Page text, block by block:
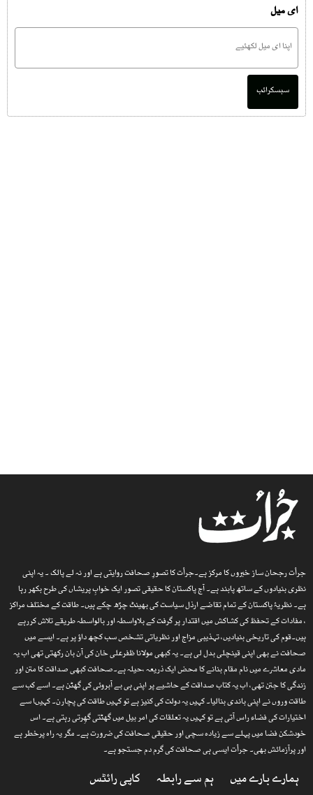
ای میل
سبسکرائب
جرأت رجحان ساز خبروں کا مرکز ہے۔جرأت کا تصورِ صحافت روایتی ہے اور نہ لے پالک ۔ یہ اپنی
نظری بنیادوں کے ساتھ پابند ہے۔ آج پاکستان کا حقیقی تصور ایک خوابِ پریشاں کی طرح بکھر رہا
ہے۔ نظریۂ پاکستان کے تمام تقاضے ارذل سیاست کی بھینٹ چڑھ چکے ہیں۔ طاقت کے مختلف مراکز
، مفادات کے تحفظ کی کشاکش میں اقتدار پر گرفت کے بلاواسطہ اور بالواسطہ طریقے تلاش کررہے
ہیں۔قوم کی تاریخی بنیادیں، تہذیبی مزاج اور نظریاتی تشخص سب کچھ داؤ پر ہے۔ ایسے میں
صحافت نے بھی اپنی قینچلی بدل لی ہے۔ یہ کبھی مولانا ظفرعلی خان کی آن بان رکھتی تھی اب یہ
مادی معاشرے میں نام مقام بنانے کا محض ایک ذریعہ ،حیلہ ہے۔صحافت کبھی صداقت کا متن اور
زندگی کا جتن تھی، اب یہ کتاب صداقت کے حاشیے پر اپنی ہی بے آبروئی کی گھٹن ہے۔ اسے کب سے
طاقت وروں نے اپنی باندی بنالیا۔ کہیں یہ دولت کی کنیز ہے تو کہیں طاقت کی پچارن۔ کہیںا سے
اختیارات کی فضاء راس آتی ہے تو کہیں یہ تعلقات کی امر بیل میں گھٹتی گھِرتی رہتی ہے۔ اس
خودشکن فضا میں پہلے سے زیادہ سچی اور حقیقی صحافت کی ضرورت ہے۔ مگر یہ راہ پرخطر ہے
اور پرآزمائش بھی۔ جرأت ایسی ہی صحافت کی گرم دم جستجو ہے۔
ہمارے بارے میں ہم سے رابطہ
کاپی رائٹس